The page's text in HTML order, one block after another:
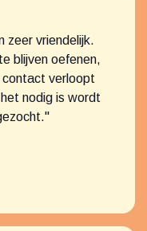
zeer vriendelijk.
blijven oefenen,
contact verloopt
nodig is wordt